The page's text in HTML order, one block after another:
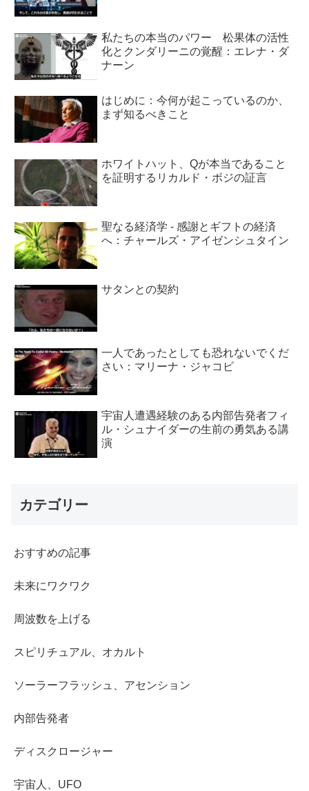
私たちの本当のパワー 松果体の活性
化とクンダリーニの覚醒：エレナ・ダ
ナーン
はじめに：今何が起こっているのか、
まず知るべきこと
ホワイトハット、Qが本当であること
を証明するリカルド・ボジの証言
聖なる経済学 - 感謝とギフトの経済
へ：チャールズ・アイゼンシュタイン
サタンとの契約
一人であったとしても恐れないでくだ
さい：マリーナ・ジャコビ
宇宙人遭遇経験のある内部告発者フィ
ル・シュナイダーの生前の勇気ある講
演
カテゴリー
おすすめの記事
未来にワクワク
周波数を上げる
スピリチュアル、オカルト
ソーラーフラッシュ、アセンション
内部告発者
ディスクロージャー
宇宙人、UFO